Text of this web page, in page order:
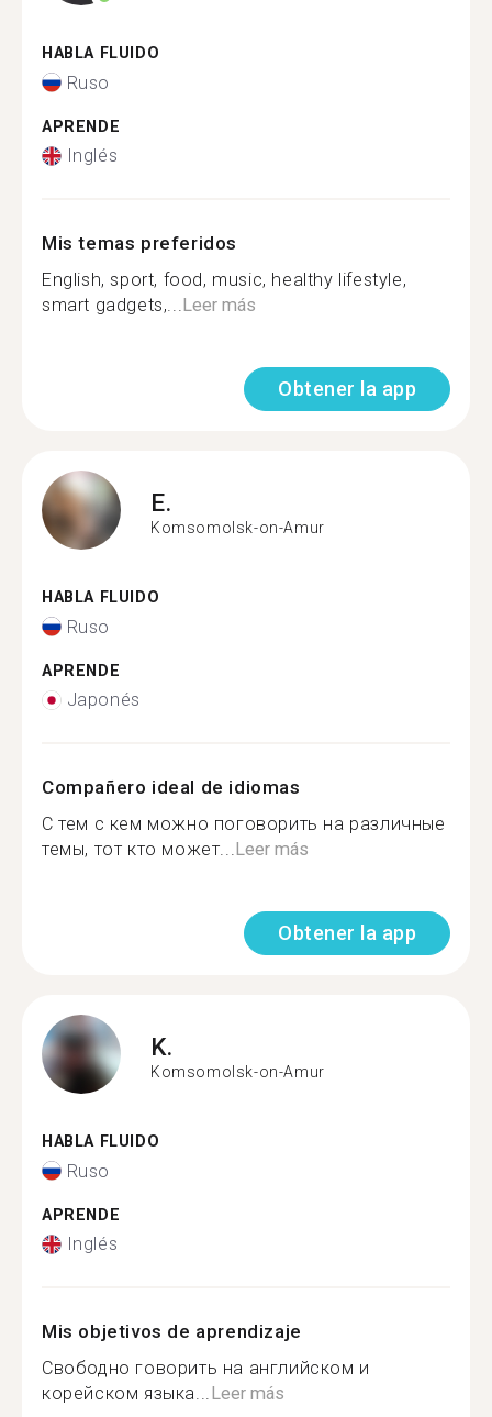
HABLA FLUIDO
Ruso
APRENDE
Inglés
Mis temas preferidos
English, sport, food, music, healthy lifestyle,
smart gadgets,...Leer más
Obtener la app
E.
Komsomolsk-on-Amur
HABLA FLUIDO
Ruso
APRENDE
Japonés
Compañero ideal de idiomas
С тем с кем можно поговорить на различные
темы, тот кто может...Leer más
Obtener la app
K.
Komsomolsk-on-Amur
HABLA FLUIDO
Ruso
APRENDE
Inglés
Mis objetivos de aprendizaje
Свободно говорить на английском и
корейском языка...Leer más